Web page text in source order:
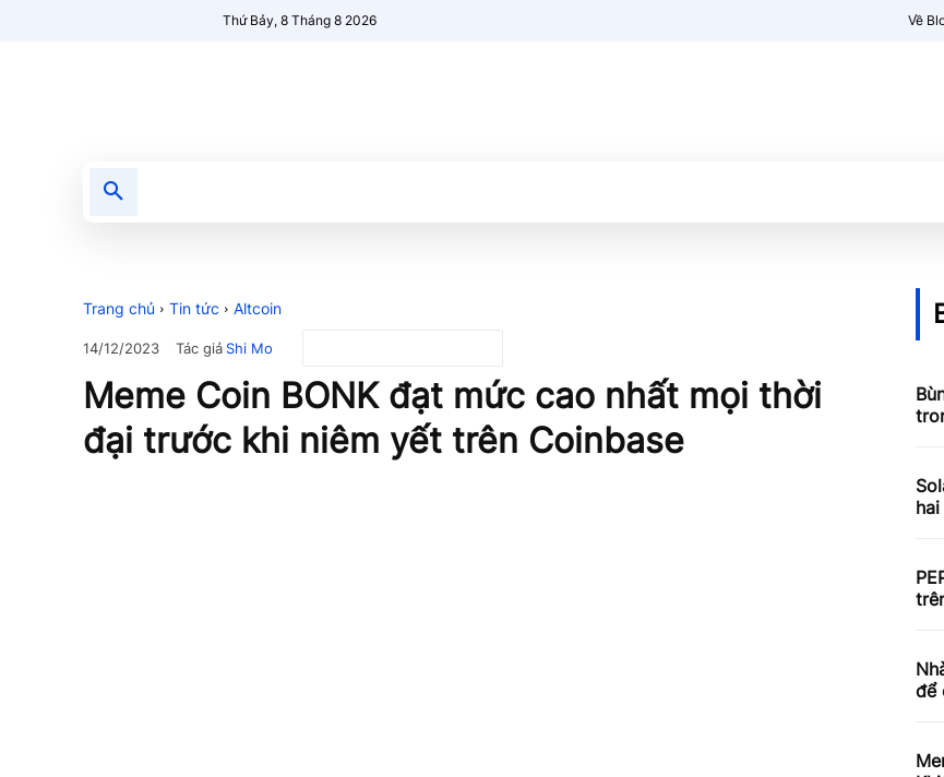
Thứ Bảy, 8 Tháng 8 2026 Về
Trang chủ Tin tức Altcoin
14/12/2023 Tác giảShi Mo
Meme Coin BONK đạt mức cao nhất mọi thời
đại trước khi niêm yết trên Coinbase
để